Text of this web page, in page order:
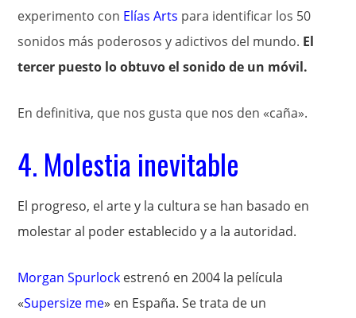
experimento con Elías Arts para identificar los 50
sonidos más poderosos y adictivos del mundo. El
tercer puesto lo obtuvo el sonido de un móvil.
En definitiva, que nos gusta que nos den «caña».
4. Molestia inevitable
El progreso, el arte y la cultura se han basado en
molestar al poder establecido y a la autoridad.
Morgan Spurlock estrenó en 2004 la película
«Supersize me» en España. Se trata de un